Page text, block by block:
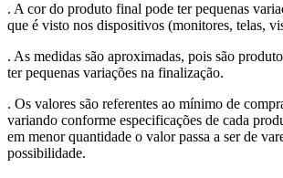
. A cor do produto final pode ter pequenas
que é visto nos dispositivos (monitores, telas,
. As medidas são aproximadas, pois são
ter pequenas variações na finalização.
. Os valores são referentes ao mínimo de
variando conforme especificações de cada
em menor quantidade o valor passa a ser de
possibilidade.